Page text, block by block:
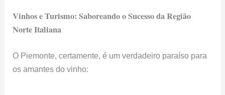
Vinhos e Turismo: Saboreando o Sucesso da Região
Norte Italiana
O Piemonte, certamente, é um verdadeiro paraíso para
os amantes do vinho: